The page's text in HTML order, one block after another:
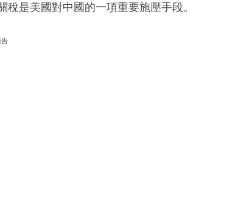
是美國對中國的一項重要施壓手段。
告